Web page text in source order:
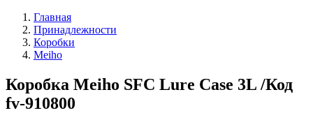
Главная
Принадлежности
Коробки
Meiho
Коробка Meiho SFC Lure Case 3L /Код
fv-910800